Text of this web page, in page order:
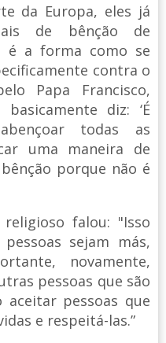
da Europa, eles já
de bênção de
é a forma como se
contra o
Papa Francisco,
diz: ‘É
todas as
uma maneira de
porque não é
falou: "Isso
sejam más,
novamente,
pessoas que são
pessoas que
e respeitá-las.”